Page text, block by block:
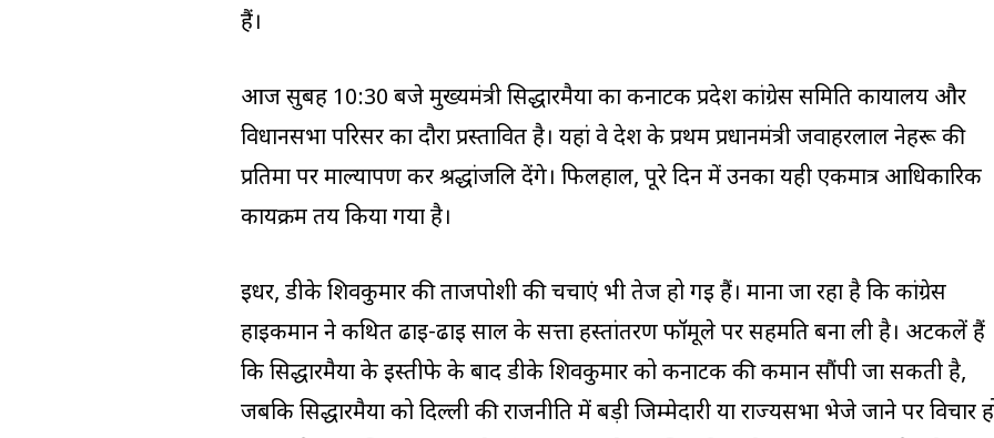
हैं।
आज सुबह 10:30 बजे मुख्यमंत्री सिद्धारमैया का कर्नाटक प्रदेश कांग्रेस समिति कार्यालय और
विधानसभा परिसर का दौरा प्रस्तावित है। यहां वे देश के प्रथम प्रधानमंत्री जवाहरलाल नेहरू की
प्रतिमा पर माल्यार्पण कर श्रद्धांजलि देंगे। फिलहाल, पूरे दिन में उनका यही एकमात्र आधिकारिक
कार्यक्रम तय किया गया है।
इधर, डीके शिवकुमार की ताजपोशी की चर्चाएं भी तेज हो गई हैं। माना जा रहा है कि कांग्रेस
हाईकमान ने कथित ढाई-ढाई साल के सत्ता हस्तांतरण फॉर्मूले पर सहमति बना ली है। अटकलें हैं
कि सिद्धारमैया के इस्तीफे के बाद डीके शिवकुमार को कर्नाटक की कमान सौंपी जा सकती है,
जबकि सिद्धारमैया को दिल्ली की राजनीति में बड़ी जिम्मेदारी या राज्यसभा भेजे जाने पर विचार